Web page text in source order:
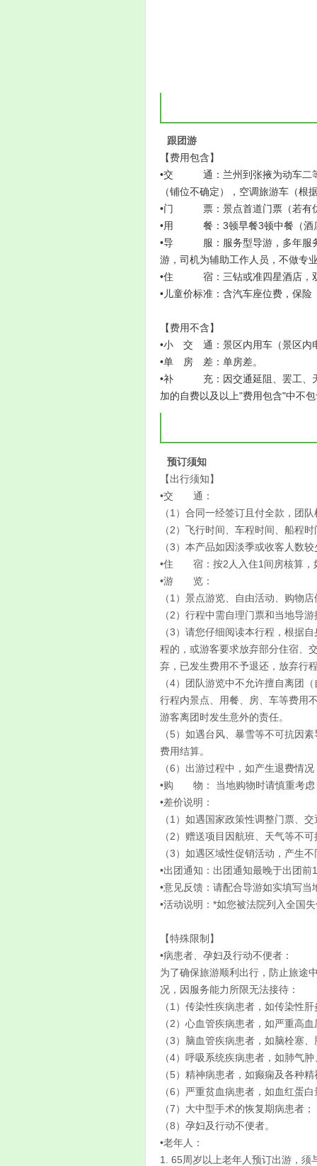
跟团游
【费用包含】
•交 通：兰州到张掖为动车二等
（铺位不确定），空调旅游车（根
•门 票：景点首道门票（若有优
•用 餐：3顿早餐3顿中餐（酒店
•导 服：服务型导游，多年服务
游，司机为辅助工作人员，不做专
•住 宿：三钻或准四星酒店，双
•儿童价标准：含汽车座位费，保
【费用不含】
•小 交 通：景区内用车（景区内
•单 房 差：单房差。
•补 充：因交通延阻、罢工、天
加的自费以及以上"费用包含"中不
预订须知
【出行须知】
•交 通：
（1）合同一经签订且付全款，团
（2）飞行时间、车程时间、船程
（3）本产品如因淡季或收客人数
•住 宿：按2人入住1间房核算，
•游 览：
（1）景点游览、自由活动、购物
（2）行程中需自理门票和当地导
（3）请您仔细阅读本行程，根据
程的，或游客要求放弃部分住宿、
弃，已发生费用不予退还，放弃行
（4）团队游览中不允许擅自离团
行程内景点、用餐、房、车等费用
游客离团时发生意外的责任。
（5）如遇台风、暴雪等不可抗因
费用结算。
（6）出游过程中，如产生退费情
•购 物： 当地购物时请慎重考虑
•差价说明：
（1）如遇国家政策性调整门票、
（2）赠送项目因航班、天气等不
（3）如遇区域性促销活动，产生
•出团通知：出团通知最晚于出团
•意见反馈：请配合导游如实填写
•活动说明：*如您被法院列入全国
【特殊限制】
•病患者、孕妇及行动不便者：
为了确保旅游顺利出行，防止旅途
况，因服务能力所限无法接待：
（1）传染性疾病患者，如传染性
（2）心血管疾病患者，如严重高
（3）脑血管疾病患者，如脑栓塞
（4）呼吸系统疾病患者，如肺气
（5）精神病患者，如癫痫及各种
（6）严重贫血病患者，如血红蛋
（7）大中型手术的恢复期病患者；
（8）孕妇及行动不便者。
•老年人：
1. 65周岁以上老年人预订出游，须